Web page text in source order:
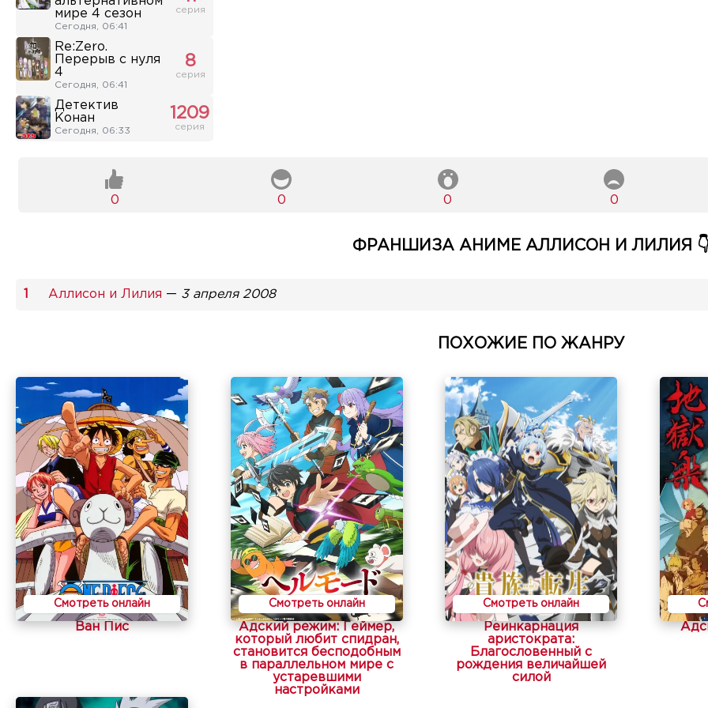
мире 4 сезон
Сегодня, 06:41
серия
Re:Zero.
Перерыв с нуля
4
Сегодня, 06:41
8
серия
Детектив
Конан
Сегодня, 06:33
1209
серия
0 0 0 0
ФРАНШИЗА АНИМЕ АЛЛИСОН И ЛИЛИЯ
Аллисон и Лилия — 3 апреля 2008
ПОХОЖИЕ ПО ЖАНРУ
Смотреть онлайн
Ван Пис
Смотреть онлайн
Адский режим: Геймер,
который любит спидран,
становится бесподобным
в параллельном мире с
устаревшими
настройками
Смотреть онлайн
Реинкарнация
аристократа:
Благословенный с
рождения величайшей
силой